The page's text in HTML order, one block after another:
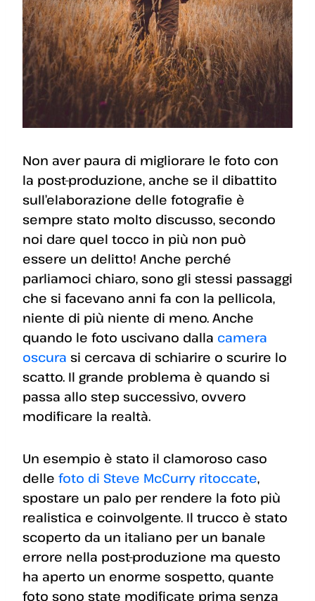
Non aver paura di migliorare le foto con
la post-produzione, anche se il dibattito
sull’elaborazione delle fotografie è
sempre stato molto discusso, secondo
noi dare quel tocco in più non può
essere un delitto! Anche perché
parliamoci chiaro, sono gli stessi passaggi
che si facevano anni fa con la pellicola,
niente di più niente di meno. Anche
quando le foto uscivano dalla camera
oscura si cercava di schiarire o scurire lo
scatto. Il grande problema è quando si
passa allo step successivo, ovvero
modificare la realtà.
Un esempio è stato il clamoroso caso
delle foto di Steve McCurry ritoccate,
spostare un palo per rendere la foto più
realistica e coinvolgente. Il trucco è stato
scoperto da un italiano per un banale
errore nella post-produzione ma questo
ha aperto un enorme sospetto, quante
foto sono state modificate prima senza